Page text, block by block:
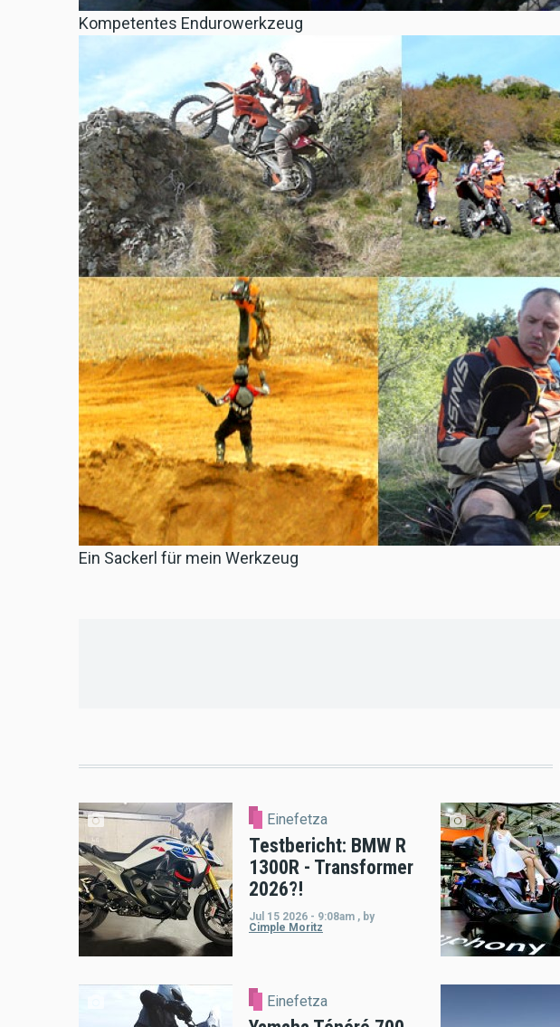
Kompetentes Endurowerkzeug
Ein Sackerl für mein Werkzeug
Einefetza
Testbericht: BMW R
1300R - Transformer
2026?!
Jul 15 2026 - 9:08am , by
Cimple Moritz
Einefetza